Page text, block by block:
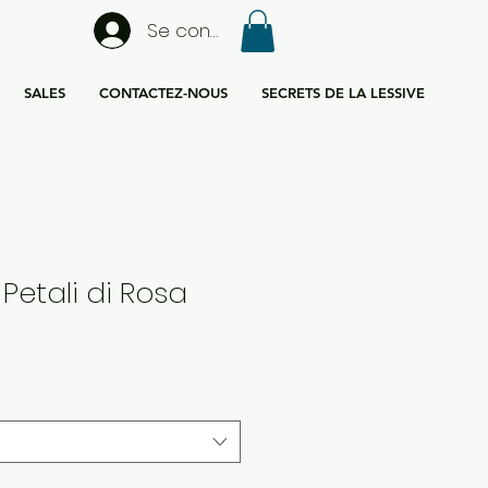
Se connecter
SALES CONTACTEZ-NOUS SECRETS DE LA LESSIVE
di Rosa